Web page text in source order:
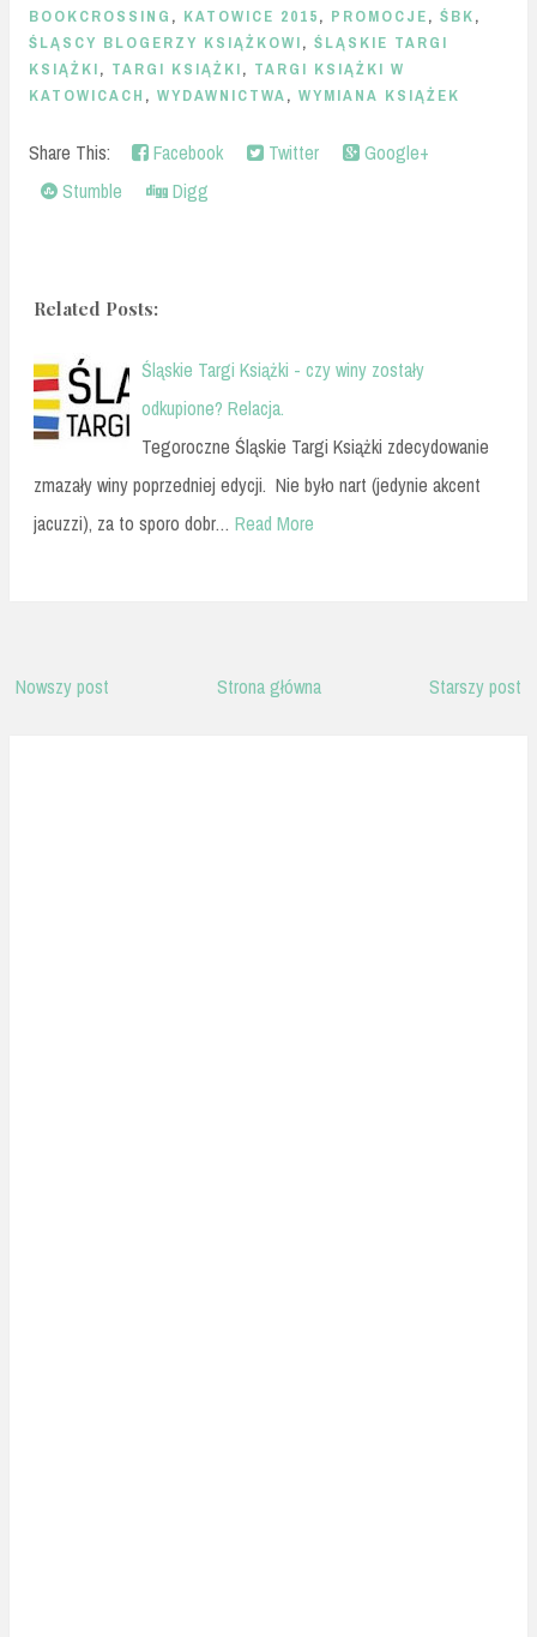
BOOKCROSSING , KATOWICE 2015, PROMOCJE, ŚBK,
ŚLĄSCY BLOGERZY KSIĄŻKOWI, ŚLĄSKIE TARGI
KSIĄŻKI, TARGI KSIĄŻKI, TARGI KSIĄŻKI W
KATOWICACH , WYDAWNICTWA, WYMIANA KSIĄŻEK
Share This: Facebook Twitter
Google+
Stumble
Digg
Related Posts:
Śląskie Targi Książki - czy winy zostały
odkupione? Relacja.
Tegoroczne Śląskie Targi Książki zdecydowanie
zmazały winy poprzedniej edycji. Nie było nart (jedynie akcent
jacuzzi), za to sporo dobr… Read More
Nowszy post Starszy post
Strona główna